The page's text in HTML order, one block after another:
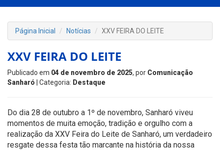
Página Inicial Notícias XXV FEIRA DO LEITE
XXV FEIRA DO LEITE
Publicado em 04 de novembro de 2025, por Comunicação
Sanharó | Categoria: Destaque
Do dia 28 de outubro a 1º de novembro, Sanharó viveu
momentos de muita emoção, tradição e orgulho com a
realização da XXV Feira do Leite de Sanharó, um verdadeiro
resgate dessa festa tão marcante na história da nossa